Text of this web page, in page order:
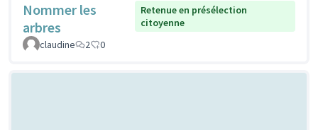
Nommer les
arbres
Retenue en présélection
citoyenne
claudine
2 0